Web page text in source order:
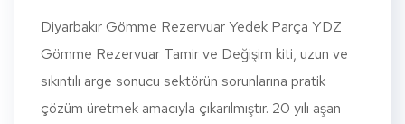
Diyarbakır Gömme Rezervuar Yedek Parça YDZ
Gömme Rezervuar Tamir ve Değişim kiti, uzun ve
sıkıntılı arge sonucu sektörün sorunlarına pratik
çözüm üretmek amacıyla çıkarılmıştır. 20 yılı aşan